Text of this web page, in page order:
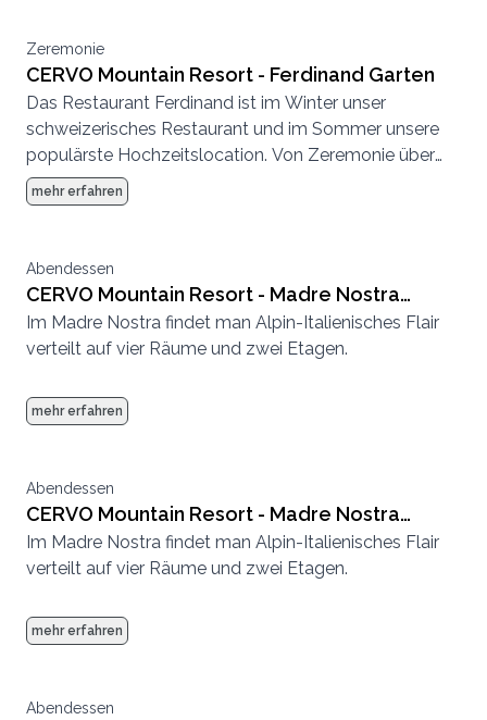
Zeremonie
CERVO Mountain Resort - Ferdinand Garten
Das Restaurant Ferdinand ist im Winter unser
schweizerisches Restaurant und im Sommer unsere
populärste Hochzeitslocation. Von Zeremonie über
Abendessen bis zur Party, hier können wir eine
komplette Hochzeit von Anfang bis Ende
mehr erfahren
Abendessen
CERVO Mountain Resort - Madre Nostra
kleine Stube
Im Madre Nostra findet man Alpin-Italienisches Flair
verteilt auf vier Räume und zwei Etagen.
mehr erfahren
Abendessen
CERVO Mountain Resort - Madre Nostra
grosse Stube
Im Madre Nostra findet man Alpin-Italienisches Flair
verteilt auf vier Räume und zwei Etagen.
mehr erfahren
Abendessen